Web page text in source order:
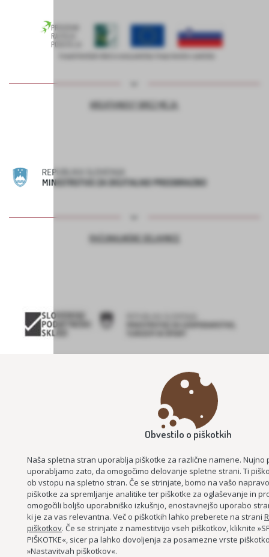
KREATIVNOST BREZ MEJA
RAČUNALNIŠKE DELAVNICE
PROJEKT DESIGN MANAGEMENT SLOVENIJA
BEECOMMUNITY – SKUPNOST S ČEBELAMI IN NARAVO
KULINARIKA NAŠIH BABIC
ZDRAVILNA NARAVA SLOVENSKIH GORIC – NARAVA, ZDRAVJE, SKUPNO
Obvestilo o piškotkih
Naša spletna stran uporablja piškotke za različne namene. Nujno
uporabljamo zato, da omogočimo delovanje spletne strani. Ti
ob vstopu na spletno stran. Če se strinjate, bomo na vašo
piškotke za spremljanje analitike ter piškotke za oglaševanje in
omogočili boljšo uporabniško izkušnjo, enostavnejšo uporabo
ki je za vas relevantna. Več o piškotkih lahko preberete na strani
piškotkov. Če se strinjate z namestitvijo vseh piškotkov, kliknite
PIŠKOTKE«, sicer pa lahko dovoljenja za posamezne vrste
»Nastavitvah piškotkov«.